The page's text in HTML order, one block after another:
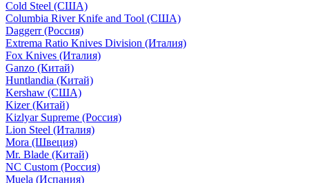
Cold Steel (США)
Columbia River Knife and Tool (США)
Daggerr (Россия)
Extrema Ratio Knives Division (Италия)
Fox Knives (Италия)
Ganzo (Китай)
Huntlandia (Китай)
Kershaw (США)
Kizer (Китай)
Kizlyar Supreme (Россия)
Lion Steel (Италия)
Mora (Швеция)
Mr. Blade (Китай)
NC Custom (Россия)
Muela (Испания)